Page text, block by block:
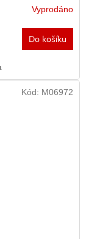
Vyprodáno
Do košíku
Kód: M06972